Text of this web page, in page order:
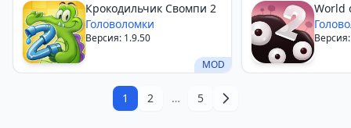
MOD
Крокодильчик Свомпи 2
Головоломки
Версия: 1.9.50
World
1 2 … 5